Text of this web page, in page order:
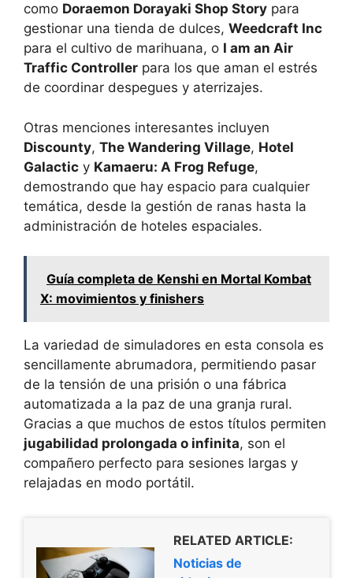
como Doraemon Dorayaki Shop Story para
gestionar una tienda de dulces, Weedcraft Inc
para el cultivo de marihuana, o I am an Air
Traffic Controller para los que aman el estrés
de coordinar despegues y aterrizajes.
Otras menciones interesantes incluyen
Discounty, The Wandering Village, Hotel
Galactic y Kamaeru: A Frog Refuge,
demostrando que hay espacio para cualquier
temática, desde la gestión de ranas hasta la
administración de hoteles espaciales.
Guía completa de Kenshi en Mortal Kombat
X: movimientos y finishers
La variedad de simuladores en esta consola es
sencillamente abrumadora, permitiendo pasar
de la tensión de una prisión o una fábrica
automatizada a la paz de una granja rural.
Gracias a que muchos de estos títulos permiten
jugabilidad prolongada o infinita, son el
compañero perfecto para sesiones largas y
relajadas en modo portátil.
RELATED ARTICLE:
Noticias de